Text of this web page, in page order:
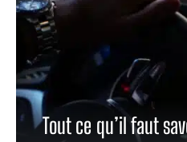
Tout ce qu’il faut